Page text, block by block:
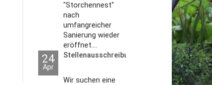
"Storchennest"
nach
umfangreicher
Sanierung wieder
eröffnet....
24
Apr
Stellenausschreibungen
Wir suchen eine